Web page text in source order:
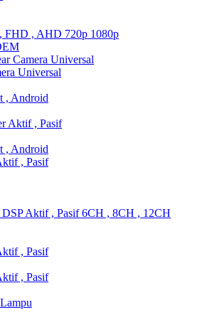
, AHD 720p 1080p
Camera Universal
Universal
, Android
Aktif , Pasif
, Android
, Pasif
DSP Aktif , Pasif 6CH , 8CH , 12CH
, Pasif
, Pasif